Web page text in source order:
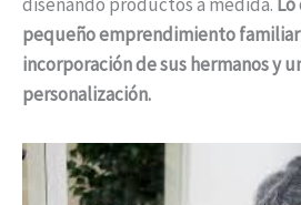
pequeño emprendimiento
incorporación de sus hermanos y
personalización.